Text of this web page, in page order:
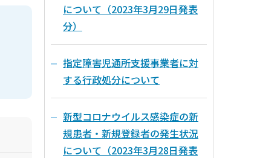
について（2023年3月29日発表
分）
指定障害児通所支援事業者に対
する行政処分について
新型コロナウイルス感染症の新
規患者・新規登録者の発生状況
について（2023年3月28日発表